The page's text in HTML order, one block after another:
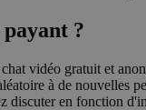
?
vidéo gratuit et
à de nouvelles
discuter en fonction